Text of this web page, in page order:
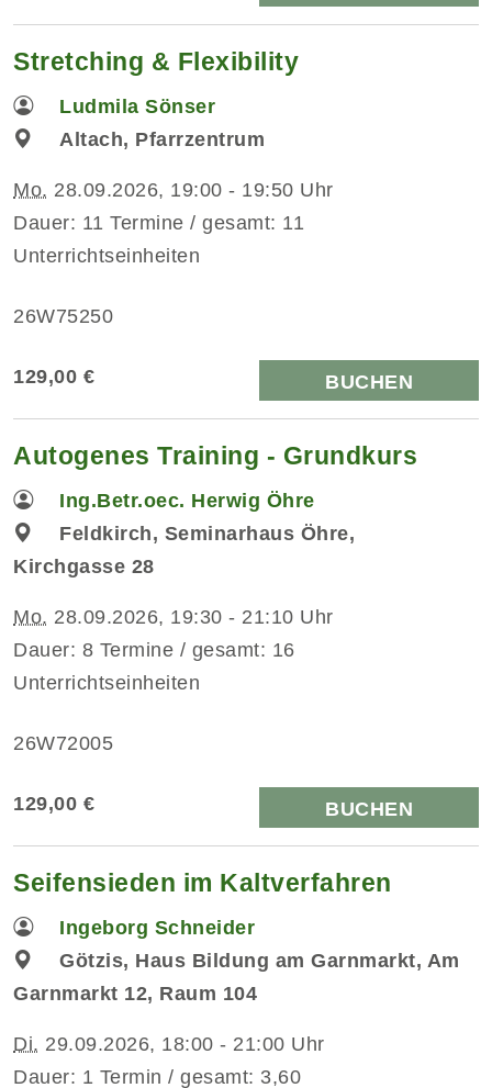
Stretching & Flexibility
Ludmila Sönser
Altach, Pfarrzentrum
Mo. 28.09.2026, 19:00 - 19:50 Uhr
Dauer: 11 Termine / gesamt: 11
Unterrichtseinheiten
26W75250
129,00 € BUCHEN
Autogenes Training - Grundkurs
Ing.Betr.oec. Herwig Öhre
Feldkirch, Seminarhaus Öhre,
Kirchgasse 28
Mo. 28.09.2026, 19:30 - 21:10 Uhr
Dauer: 8 Termine / gesamt: 16
Unterrichtseinheiten
26W72005
129,00 € BUCHEN
Seifensieden im Kaltverfahren
Ingeborg Schneider
Götzis, Haus Bildung am Garnmarkt, Am
Garnmarkt 12, Raum 104
Di. 29.09.2026, 18:00 - 21:00 Uhr
Dauer: 1 Termin / gesamt: 3,60